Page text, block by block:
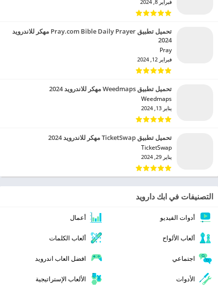
فبراير 8, 2024
تحميل تطبيق Pray.com Bible Daily Prayer مهكر للاندرويد
2024
Pray‏
فبراير 12, 2024
تحميل تطبيق Weedmaps مهكر للاندرويد 2024
Weedmaps‏
يناير 13, 2024
تحميل تطبيق TicketSwap مهكر للاندرويد 2024
TicketSwap‏
يناير 29, 2024
التصنيفات في ابك دارويد
أدوات الفيديو أعمال
ألعاب الألواح ألعاب الكلمات
اجتماعي افضل العاب اندرويد
الأدوات الألعاب الإستراتيجية